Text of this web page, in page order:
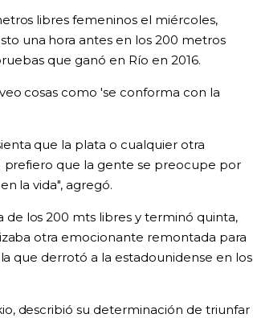
libres femeninos el miércoles,
una hora antes en los 200 metros
que ganó en Río en 2016.
cosas como 'se conforma con la
que la plata o cualquier otra
prefiero que la gente se preocupe por
la vida", agregó.
los 200 mts libres y terminó quinta,
otra emocionante remontada para
que derrotó a la estadounidense en los
describió su determinación de triunfar